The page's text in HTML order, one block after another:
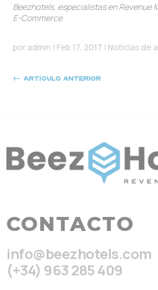
Beezhotels, especialistas en Revenue
E-Commerce
por admin | Feb 17, 2017 | Noticias de
← Artículo anterior
CONTACTO
info@beezhotels.com
(+34) 963 285 409